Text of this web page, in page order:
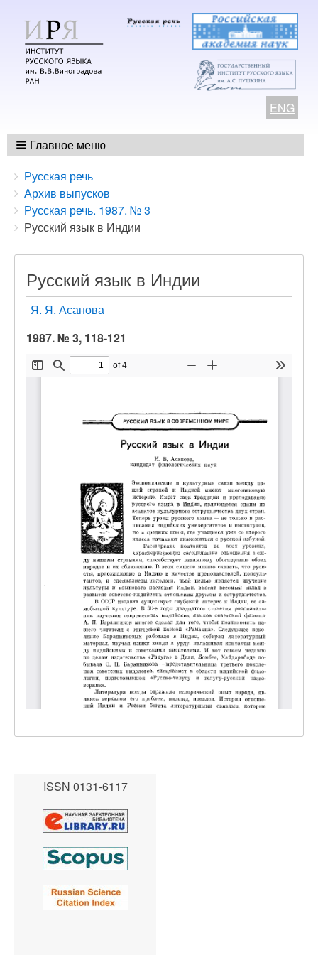
ENG
Главное меню
Breadcrumbs
You
are
here:
Русская речь
Архив выпусков
Русская речь. 1987. № 3
Русский язык в Индии
Русский язык в Индии
Я. Я. Асанова
1987. № 3, 118-121
ISSN 0131-6117